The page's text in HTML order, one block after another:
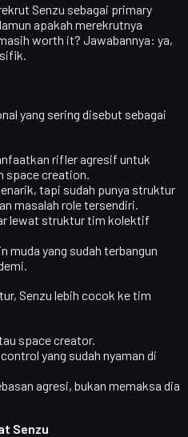
Senzu sebagai primary
apakah merekrutnya
worth it? Jawabannya: ya,
yang sering disebut sebagai
rifler agresif untuk
space creation.
tapi sudah punya struktur
masalah role tersendiri.
lewat struktur tim kolektif
muda yang sudah terbangun
Senzu lebih cocok ke tim
space creator.
yang sudah nyaman di
agresi, bukan memaksa dia
Senzu